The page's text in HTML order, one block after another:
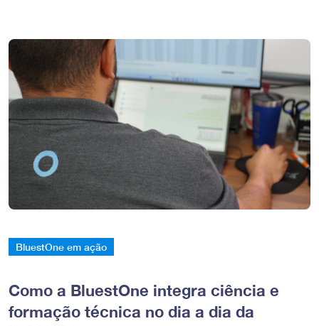
BluestOne em ação
Como a BluestOne integra ciência e
formação técnica no dia a dia da